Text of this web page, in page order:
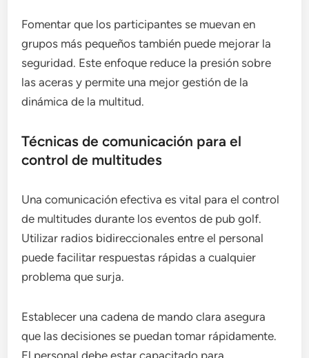
Fomentar que los participantes se muevan en
grupos más pequeños también puede mejorar la
seguridad. Este enfoque reduce la presión sobre
las aceras y permite una mejor gestión de la
dinámica de la multitud.
Técnicas de comunicación para el
control de multitudes
Una comunicación efectiva es vital para el control
de multitudes durante los eventos de pub golf.
Utilizar radios bidireccionales entre el personal
puede facilitar respuestas rápidas a cualquier
problema que surja.
Establecer una cadena de mando clara asegura
que las decisiones se puedan tomar rápidamente.